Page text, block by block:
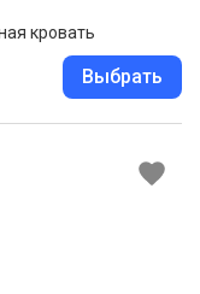
кровать
Выбрать